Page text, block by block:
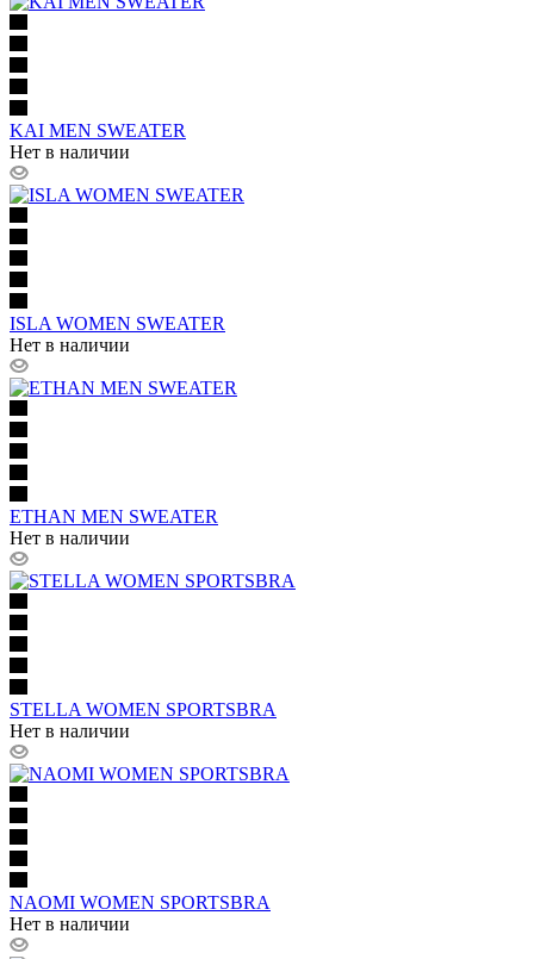
KAI MEN SWEATER
Нет в наличии
ISLA WOMEN SWEATER
Нет в наличии
ETHAN MEN SWEATER
Нет в наличии
STELLA WOMEN SPORTSBRA
Нет в наличии
NAOMI WOMEN SPORTSBRA
Нет в наличии